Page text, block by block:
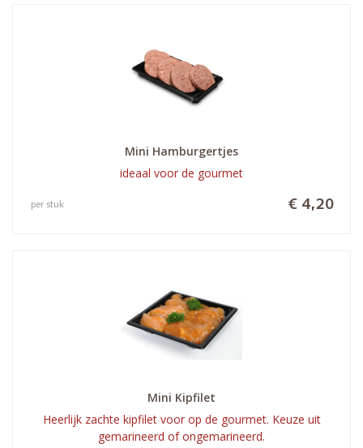
Mini Hamburgertjes
ideaal voor de gourmet
€ 4,20
per stuk
Mini Kipfilet
Heerlijk zachte kipfilet voor op de gourmet. Keuze uit
gemarineerd of ongemarineerd.